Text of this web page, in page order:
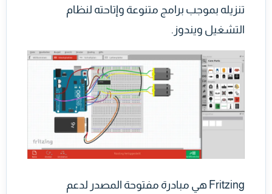
تنزيله بموجب برامج متنوعة وإتاحته لنظام
التشغيل ويندوز.
Fritzing هي مبادرة مفتوحة المصدر لدعم